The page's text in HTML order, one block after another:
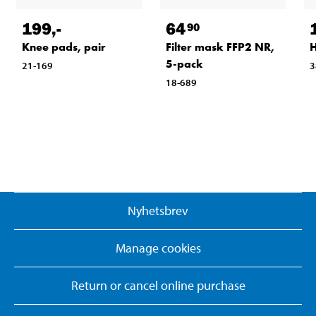
199,-
Knee pads, pair
21-169
6490
Filter mask FFP2 NR,
5-pack
18-689
Nyhetsbrev
Manage cookies
Return or cancel online purchase